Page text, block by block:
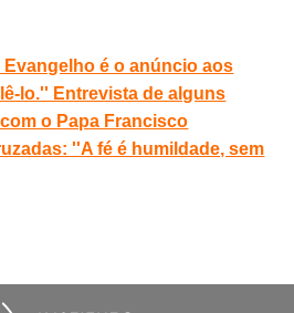
é o anúncio aos
lo.'' Entrevista de alguns
o Papa Francisco
''A fé é humildade, sem